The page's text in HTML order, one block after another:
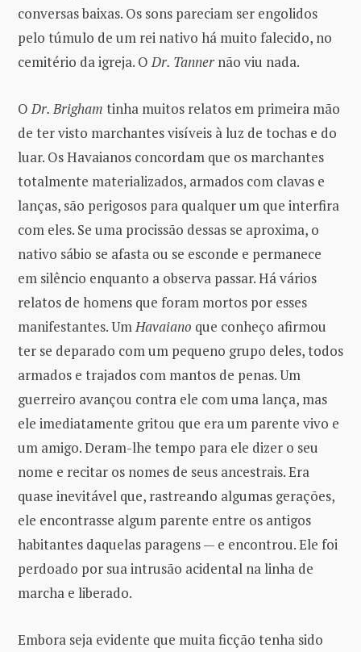
conversas baixas. Os sons pareciam ser engolidos
pelo túmulo de um rei nativo há muito falecido, no
cemitério da igreja. ODr. Tanner não viu nada.
ODr. Brigham tinha muitos relatos em primeira mão
de ter visto marchantes visíveis à luz de tochas e do
luar. Os Havaianos concordam que os marchantes
totalmente materializados, armados com clavas e
lanças, são perigosos para qualquer um que interfira
com eles. Se uma procissão dessas se aproxima, o
nativo sábio se afasta ou se esconde e permanece
em silêncio enquanto a observa passar. Há vários
relatos de homens que foram mortos por esses
manifestantes. UmHavaiano que conheço afirmou
ter se deparado com um pequeno grupo deles, todos
armados e trajados com mantos de penas. Um
guerreiro avançou contra ele com uma lança, mas
ele imediatamente gritou que era um parente vivo e
um amigo. Deram-lhe tempo para ele dizer o seu
nome e recitar os nomes de seus ancestrais. Era
quase inevitável que, rastreando algumas gerações,
ele encontrasse algum parente entre os antigos
habitantes daquelas paragens — e encontrou. Ele foi
perdoado por sua intrusão acidental na linha de
marcha e liberado.
Embora seja evidente que muita ficção tenha sido